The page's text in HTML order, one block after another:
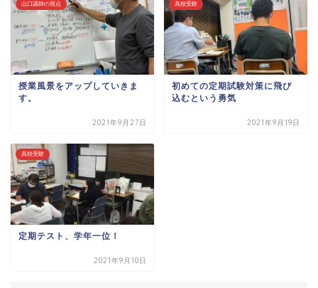
山口講師の視点
授業風景をアップしていきま
す。
2021年9月27日
高校受験
初めての定期試験対策に飛び
込むという勇気
2021年9月19日
高校受験
定期テスト、学年一位！
2021年9月10日